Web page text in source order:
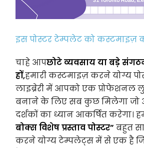
इस पोस्टर टेम्पलेट को कस्टमाइज़
चाहे आपछोटे व्यवसाय या बड़े
हों,हमारी कस्टमाइज़ करने योग्य
लाइब्रेरी में आपको एक प्रोफेशनल
बनाने के लिए सब कुछ मिलेगा जो
दर्शकों का ध्यान आकर्षित करेगा।
बोक्स विशेष प्रस्ताव पोस्टर” बहुत
करने योग्य टेम्पलेट्स में से एक है